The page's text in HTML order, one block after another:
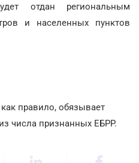
отдан региональным
и населенных пунктов
правило, обязывает
числа признанных ЕБРР.